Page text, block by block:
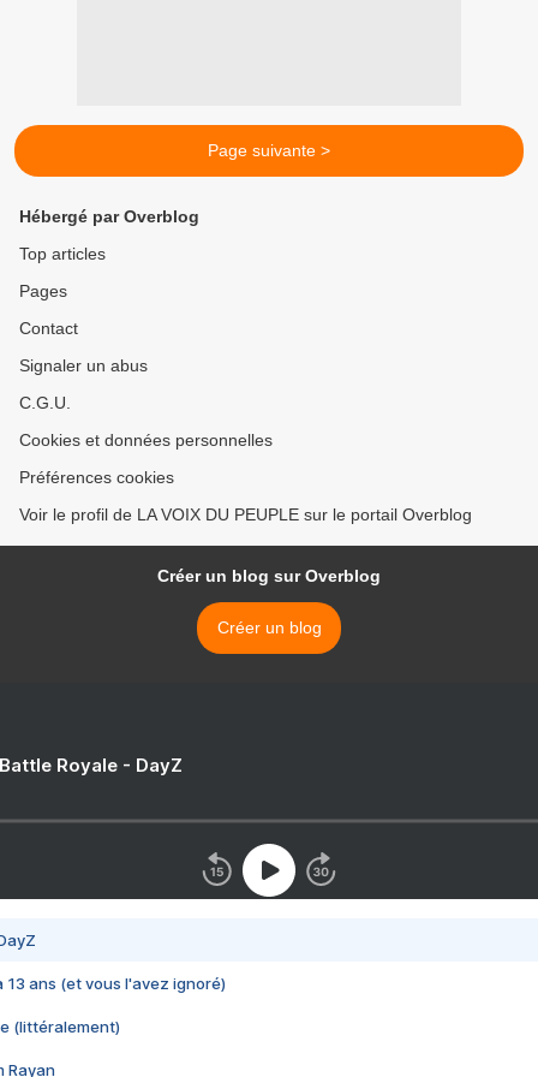
Page suivante >
Hébergé par Overblog
Top articles
Pages
Contact
Signaler un abus
C.G.U.
Cookies et données personnelles
Préférences cookies
Voir le profil de LA VOIX DU PEUPLE sur le portail Overblog
Créer un blog sur Overblog
Créer un blog
Royale - DayZ
13 ans (et vous l'avez ignoré)
(littéralement)
Rayan